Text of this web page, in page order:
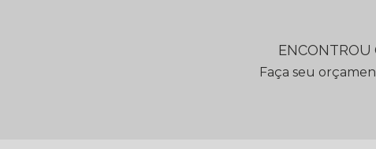
ENCONTROU
Faça seu